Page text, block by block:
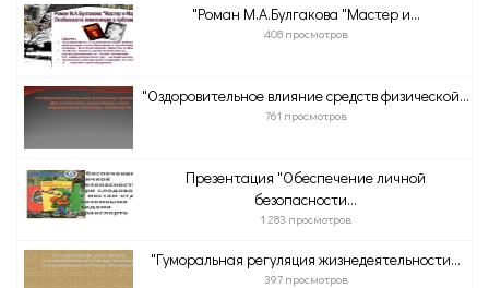
"Роман М.А.Булгакова "Мастер и...
408 просмотров
"Оздоровительное влияние средств физической...
761 просмотров
Презентация "Обеспечение личной
безопасности...
1 283 просмотров
"Гуморальная регуляция жизнедеятельности...
397 просмотров